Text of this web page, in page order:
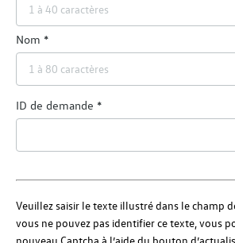
Nom
ID de demande
Veuillez saisir le texte illustré dans le champ
vous ne pouvez pas identifier ce texte, vous